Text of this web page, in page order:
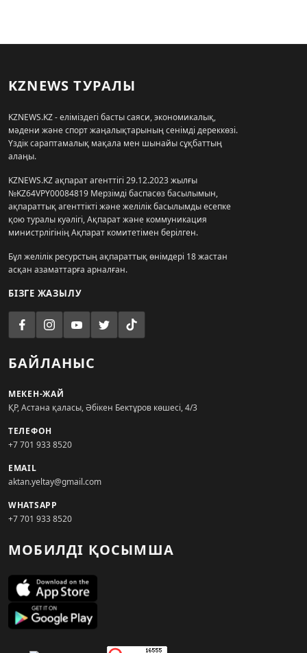
KZNEWS ТУРАЛЫ
KZNEWS.KZ - еліміздегі басты саяси, экономикалық,
мәдени және спорт жаңалықтарының сенімді дереккөзі.
Үздік сараптамалық мақала мен шынайы сұқбаттың
алаңы.
KZNEWS.KZ ақпарат агенттігі 29.12.2023 жылғы
№KZ64VPY00084819 Мерзімді баспасөз басылымын,
ақпараттық агенттікті және желілік басылымды есепке
қою туралы куәлігі, Ақпарат және коммуникация
министрлігінің Ақпарат комитетімен берілген.
Бұл желілік ресурстың ақпараттық өнімдері 18 жастан
асқан азаматтарға арналған.
БІЗГЕ ЖАЗЫЛУ
БАЙЛАНЫС
МЕКЕН-ЖАЙ
ҚР, Астана қаласы, Әбікен Бектұров көшесі, 4/3
ТЕЛЕФОН
+7 701 933 8520
EMAIL
aktan.yeltay@gmail.com
WHATSAPP
+7 701 933 8520
МОБИЛДІ ҚОСЫМША